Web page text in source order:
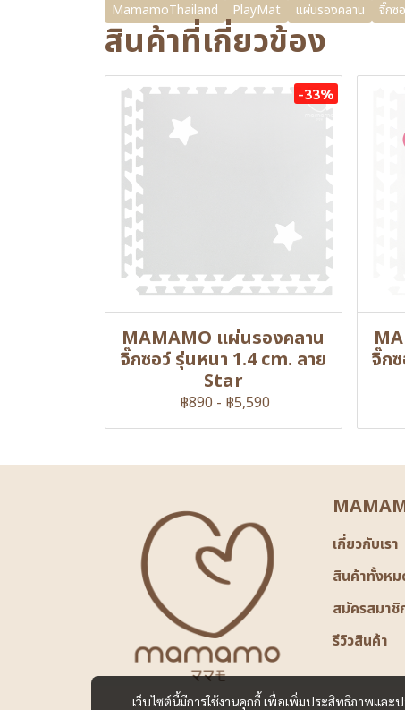
MamamoThailand PlayMat แผ่นรองคลาน จิ๊กซ
สินค้าที่เกี่ยวข้อง
-33%
MAMAMO แผ่นรองคลาน
จิ๊กซอว์ รุ่นหนา 1.4 cm. ลาย
Star
฿890 - ฿5,590
จิ๊ก
เว็บไซต์นี้มีการใช้งานคุกกี้ เพื่อเพิ่มประสิทธิภาพและ
เกี่ยวกับเรา
สินค้าทั้งห
สมัครสมาชิ
รีวิวสินค้า